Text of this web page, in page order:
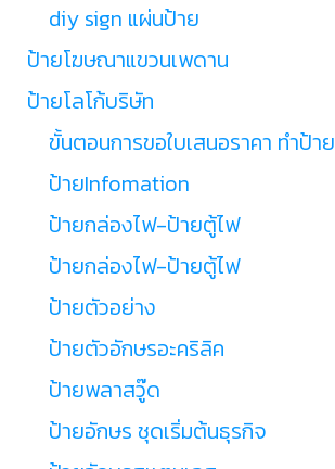
diy sign แผ่นป้าย
ป้ายโฆษณาแขวนเพดาน
ป้ายโลโก้บริษัท
ขั้นตอนการขอใบเสนอราคา ทำป้าย
ป้ายInfomation
ป้ายกล่องไฟ-ป้ายตู้ไฟ
ป้ายกล่องไฟ-ป้ายตู้ไฟ
ป้ายตัวอย่าง
ป้ายตัวอักษรอะคริลิค
ป้ายพลาสวู๊ด
ป้ายอักษร ชุดเริ่มต้นธุรกิจ